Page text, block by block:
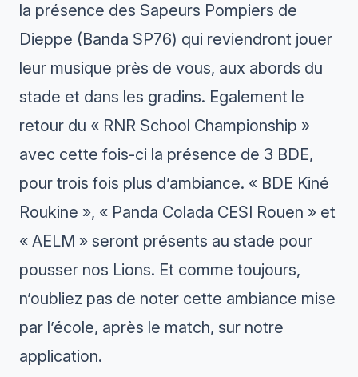
la présence des Sapeurs Pompiers de
Dieppe (Banda SP76) qui reviendront jouer
leur musique près de vous, aux abords du
stade et dans les gradins. Egalement le
retour du « RNR School Championship »
avec cette fois-ci la présence de 3 BDE,
pour trois fois plus d’ambiance. « BDE Kiné
Roukine », « Panda Colada CESI Rouen » et
« AELM » seront présents au stade pour
pousser nos Lions. Et comme toujours,
n’oubliez pas de noter cette ambiance mise
par l’école, après le match, sur notre
application.